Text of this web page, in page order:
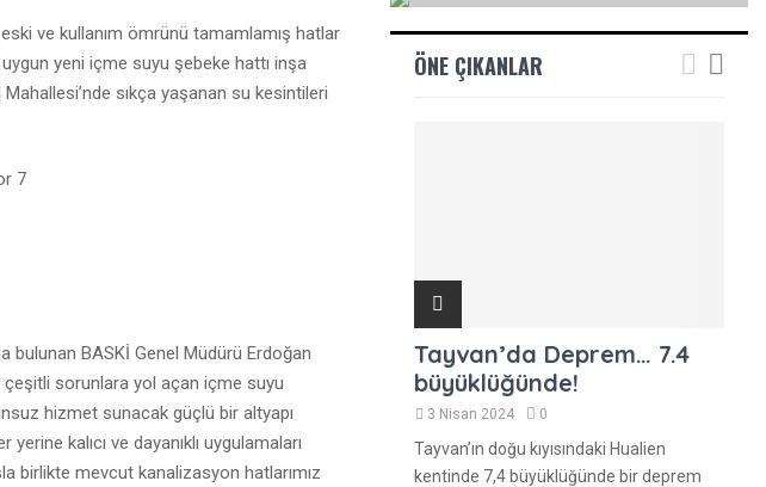
ve kullanım ömrünü tamamlamış hatlar
yeni içme suyu şebeke hattı inşa
sıkça yaşanan su kesintileri
bulunan BASKİ Genel Müdürü Erdoğan
çeşitli sorunlara yol açan içme suyu
hizmet sunacak güçlü bir altyapı
kalıcı ve dayanıklı uygulamaları
birlikte mevcut kanalizasyon hatlarımız
R
ÖNE ÇIKANLAR
Tayvan’da Deprem… 7.4
büyüklüğünde!
3 Nisan 2024 0
Tayvan’ın doğu kıyısındaki Hualien
kentinde 7,4 büyüklüğünde bir deprem